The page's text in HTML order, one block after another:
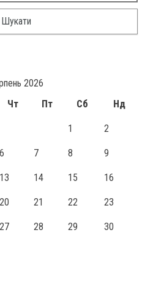
2026
Чт Пт Сб Нд
1 2
6 7 8 9
13 14 15 16
20 21 22 23
27 28 29 30